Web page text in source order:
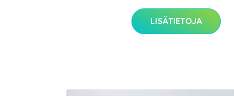
LISÄTIETOJA